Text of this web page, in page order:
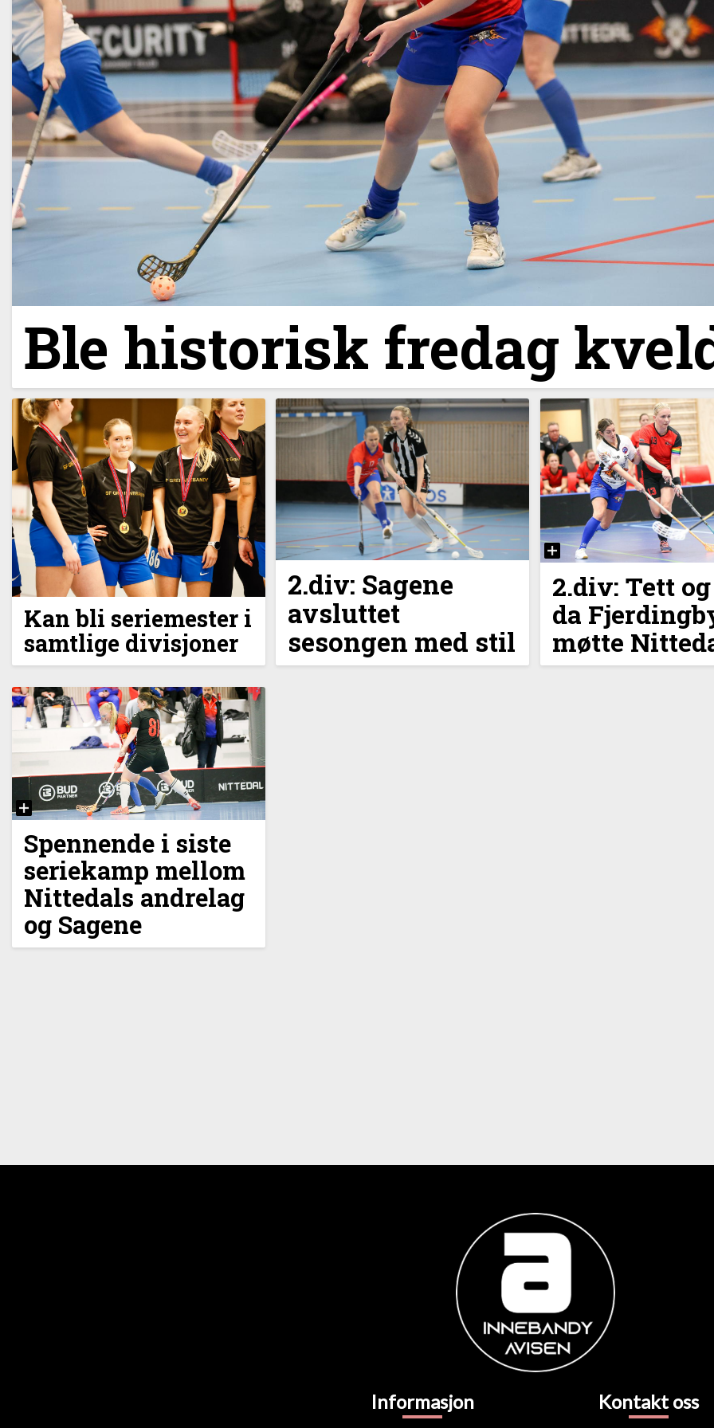
Ble historisk fredag
Kan bli seriemester i
samtlige divisjoner
2.div: Sagene
avsluttet
sesongen med stil
2.div: Tett
da
møtte
Spennende i siste
seriekamp mellom
Nittedals andrelag
og Sagene
Informasjon Kontakt oss